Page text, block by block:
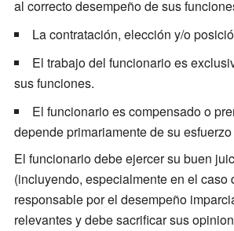
al correcto desempeño de sus
La contratación, elección y/o
El trabajo del funcionario es
sus funciones.
El funcionario es compensado o
depende primariamente de su
El funcionario debe ejercer su buen
(incluyendo, especialmente en el
responsable por el desempeño
relevantes y debe sacrificar sus